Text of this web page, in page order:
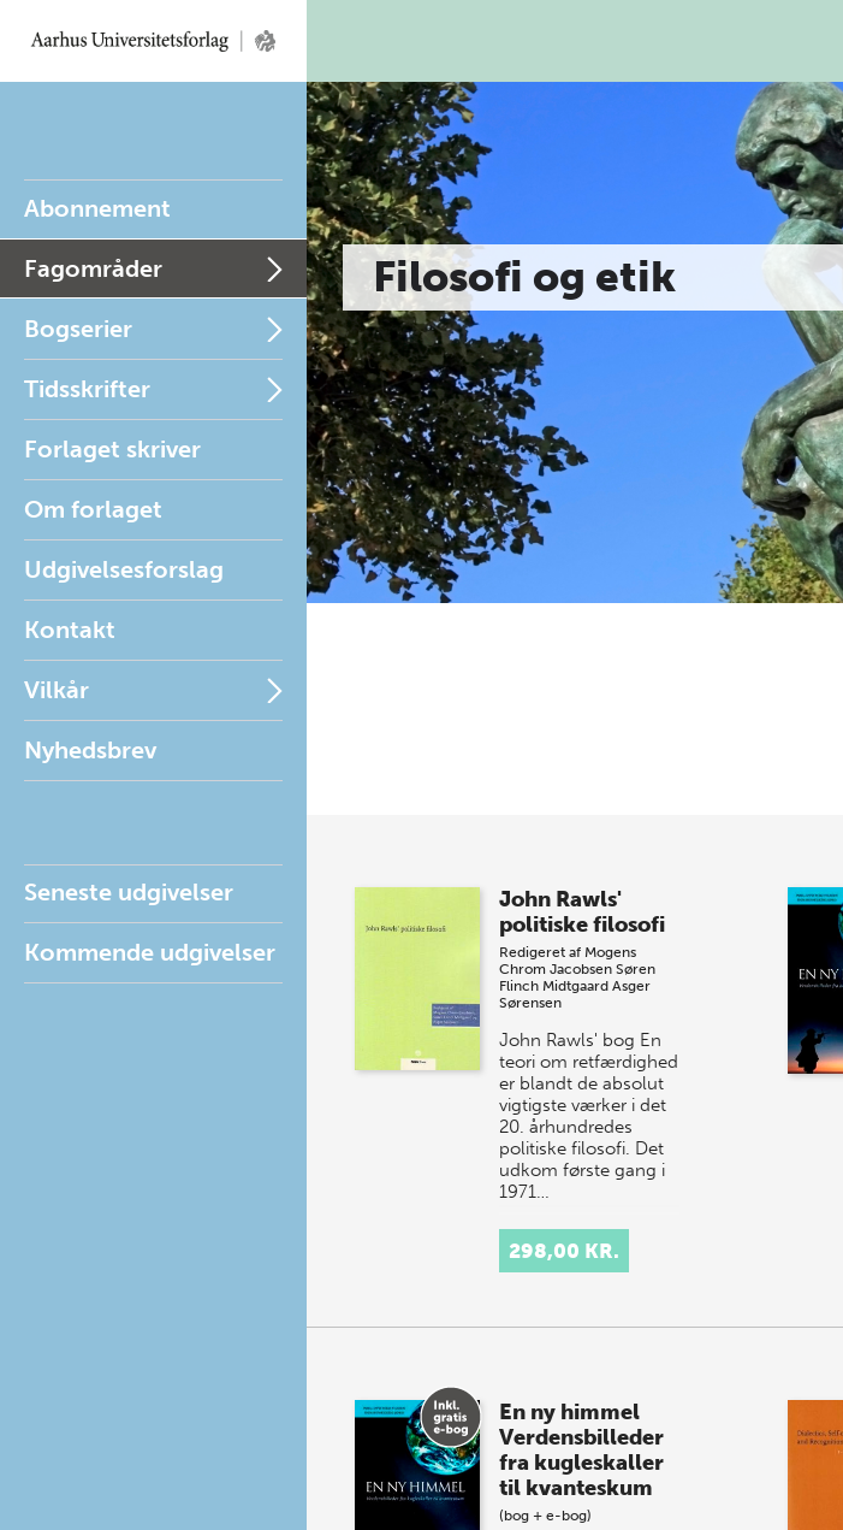
Abonnement
Fagområder
Bogserier
Tidsskrifter
Forlaget skriver
Om forlaget
Udgivelsesforslag
Kontakt
Vilkår
Nyhedsbrev
Seneste udgivelser
Kommende udgivelser
Filosofi og etik
John Rawls'
politiske filosofi
Redigeret af Mogens
Chrom Jacobsen Søren
Flinch Midtgaard Asger
Sørensen
John Rawls' bog En
teori om retfærdighed
er blandt de absolut
vigtigste værker i det
20. århundredes
politiske filosofi. Det
udkom første gang i
1971…
298,00 KR.
En ny himmel
Verdensbilleder
fra kugleskaller
til kvanteskum
(bog + e-bog)